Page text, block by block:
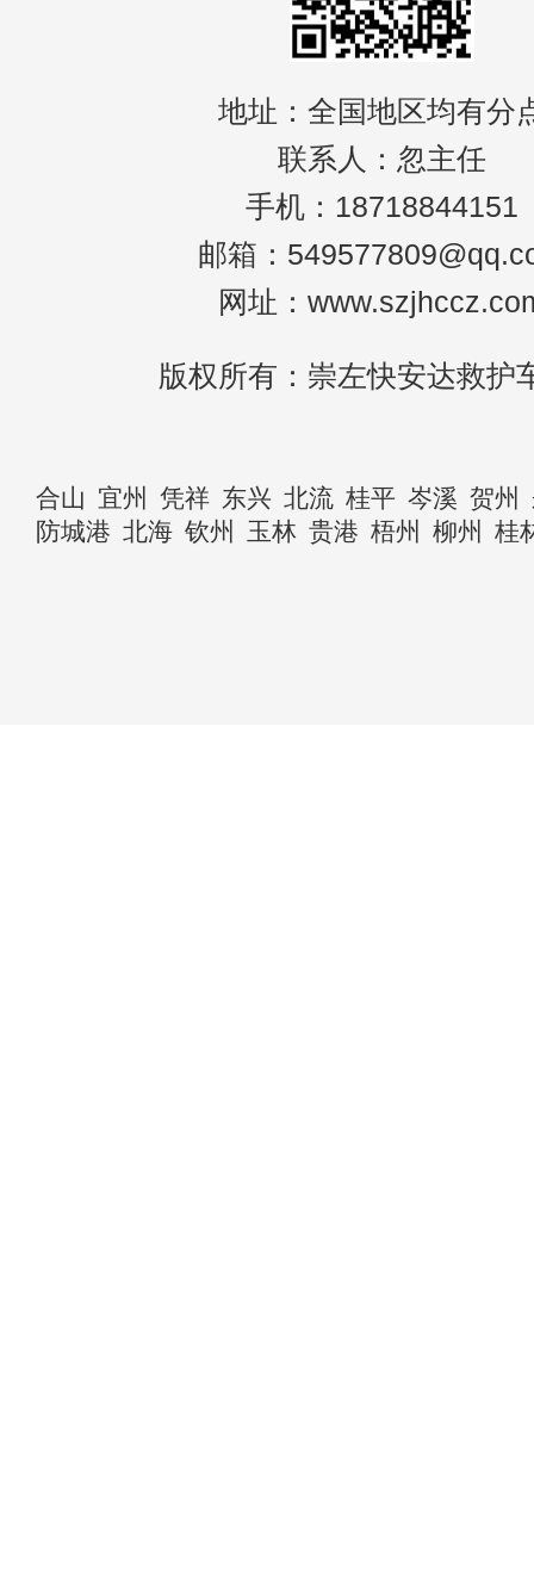
地址：全国地区均有分
联系人：忽主任
手机：18718844151
邮箱：
网址：
版权所有：崇左快安达救护
合山 宜州 凭祥 东兴 北流 桂平 岑溪 贺州
防城港 北海 钦州 玉林 贵港 梧州 柳州 桂